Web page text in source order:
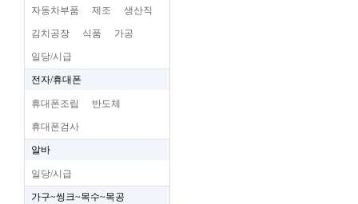
자동차부품 제조 생산직
김치공장 식품 가공
일당/시급
전자/휴대폰
휴대폰조립 반도체
휴대폰검사
알바
일당/시급
가구~씽크~목수~목공